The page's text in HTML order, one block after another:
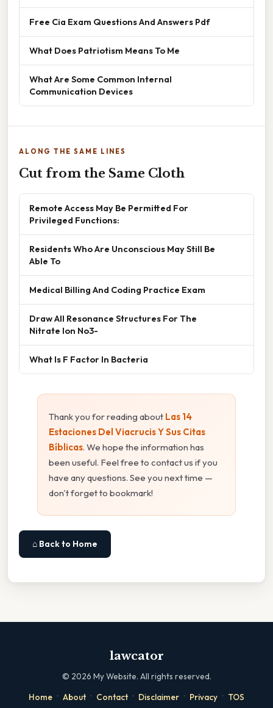
Free Cia Exam Questions And Answers Pdf
What Does Patriotism Means To Me
What Are Some Common Internal
Communication Devices
ALONG THE SAME LINES
Cut from the Same Cloth
Remote Access May Be Permitted For
Privileged Functions:
Residents Who Are Unconscious May Still Be
Able To
Medical Billing And Coding Practice Exam
Draw All Resonance Structures For The
Nitrate Ion No3-
What Is F Factor In Bacteria
Thank you for reading about Las 14
Estaciones Del Viacrucis Y Sus Citas
Bíblicas. We hope the information has
been useful. Feel free to contact us if you
have any questions. See you next time —
don't forget to bookmark!
⌂ Back to Home
lawcator
© 2026 My Website. All rights reserved.
Home · About · Contact · Disclaimer · Privacy · TOS